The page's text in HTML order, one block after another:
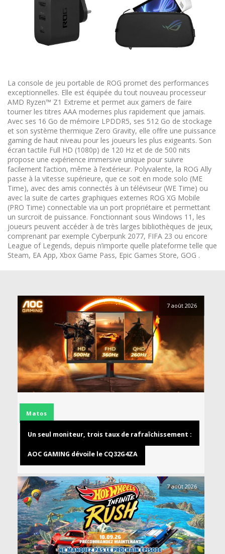
La console de jeu portable de ROG promet des performances
exceptionnelles. Elle est équipée du tout nouveau processeur
AMD Ryzen™ Z1 Extreme et permet aux gamers de faire
tourner les titres AAA modernes plus rapidement que jamais.
Avec ses 16 Go de mémoire LPDDR5, ses 512 Go de stockage
et son système thermique Zero Gravity, elle offre une puissance
gaming de haut niveau pour les joueurs les plus exigeants. Son
écran tactile Full HD (1080p) de 120 Hz et de de 500 nits
propose une expérience immersive unique pour suivre
facilement l’action, même à l’extérieur. Polyvalente, la ROG Ally
passe à la vitesse supérieure, que ce soit en mode solo (ME
Time), avec des amis connectés à un téléviseur (WE Time) ou
avec la suite de cartes graphiques externes ROG XG Mobile
(PRO Time) connectable via un port propriétaire et permettant
un surcroit de puissance. Fonctionnant sous Windows 11, les
joueurs peuvent accéder à de très larges bibliothèques de jeux,
comprenant par exemple Cyberpunk 2077, FIFA 23 ou encore
League of Legends, depuis n’importe quelle plateforme telle que
Steam, EA App, Xbox Game Pass, Epic Games Store, GOG .
7 août 2026
Matos
Un seul moniteur, trois taux de rafraîchissement :
AOC GAMING dévoile le CQ32G4ZA
7 août 2026